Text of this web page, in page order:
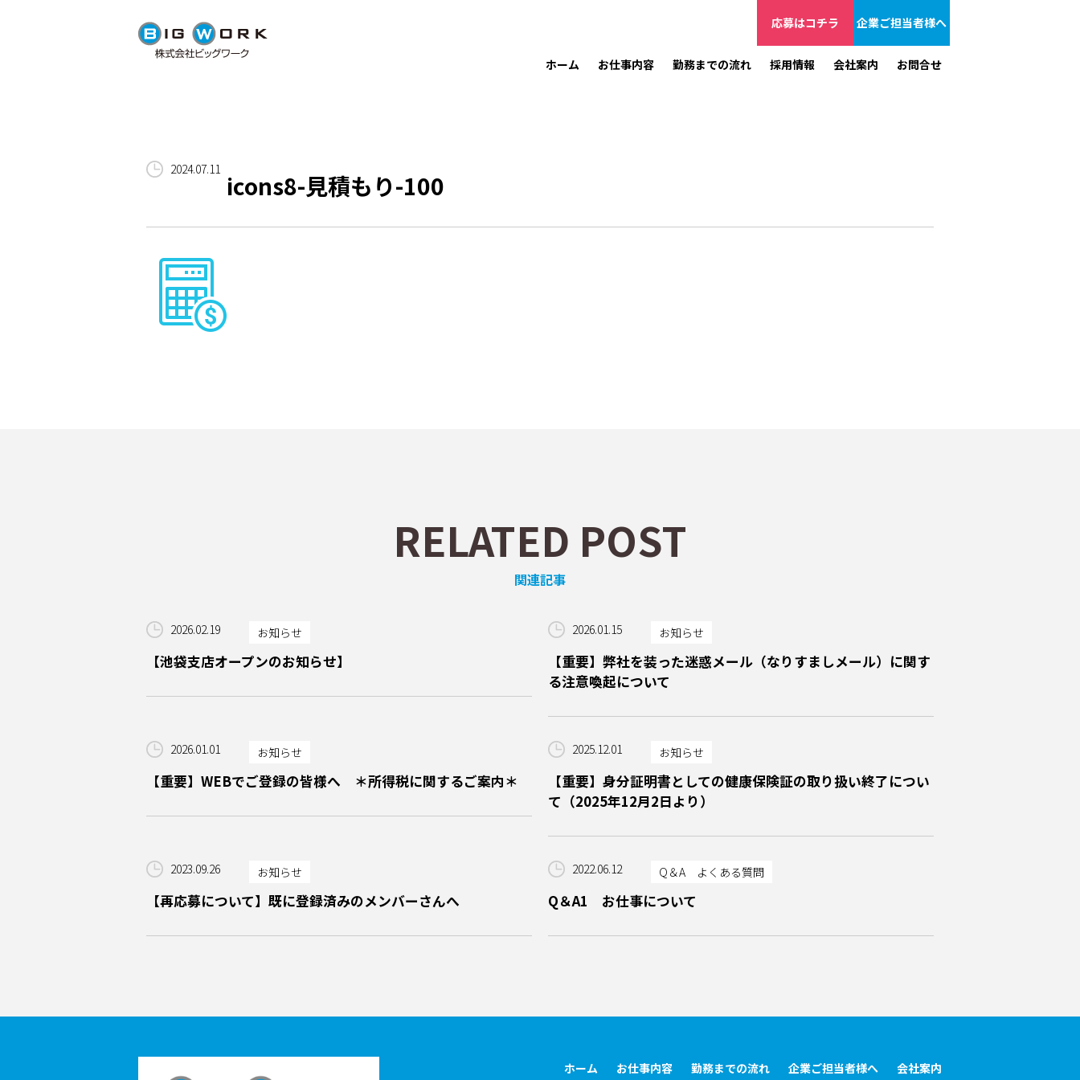
ホーム お仕事内容 勤務までの流れ 採用情報 会社案内 お問合せ
企業ご担当者様へ
応募はコチラ
2024.07.11
icons8-見積もり-100
RELATED POST
関連記事
2026.02.19 お知らせ
【池袋支店オープンのお知らせ】
2026.01.15 お知らせ
【重要】弊社を装った迷惑メール（なりすましメール）に関す
る注意喚起について
2026.01.01 お知らせ
【重要】WEBでご登録の皆様へ ＊所得税に関するご案内＊
2025.12.01 お知らせ
【重要】身分証明書としての健康保険証の取り扱い終了につい
て（2025年12月2日より）
2023.09.26 お知らせ
【再応募について】既に登録済みのメンバーさんへ
2022.06.12 Q＆A よくある質問
Q＆A1 お仕事について
ホーム お仕事内容 勤務までの流れ 企業ご担当者様へ 会社案内